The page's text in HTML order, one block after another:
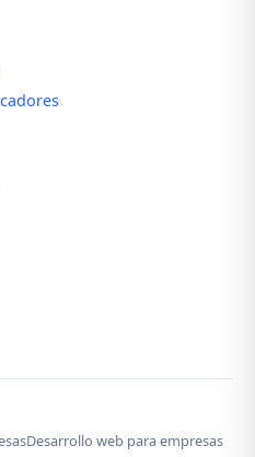
Desarrollo web para empresas